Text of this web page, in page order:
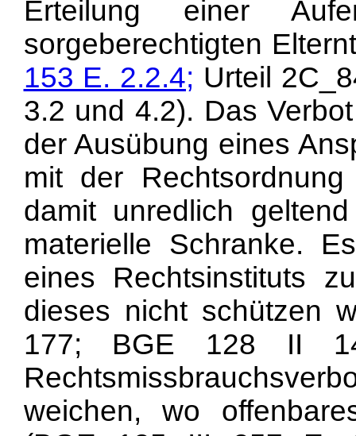
Erteilung einer
sorgeberechtigten
153 E. 2.2.4; Urteil
3.2 und 4.2). Das
der Ausübung eines
mit der
damit unredlich
materielle Schranke.
eines Rechtsinstituts
dieses nicht schützen
177; BGE 128 II
weichen, wo